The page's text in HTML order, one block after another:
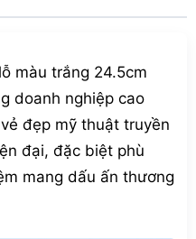
màu trắng 24.5cm
doanh nghiệp cao
đẹp mỹ thuật truyền
đại, đặc biệt phù
mang dấu ấn thương